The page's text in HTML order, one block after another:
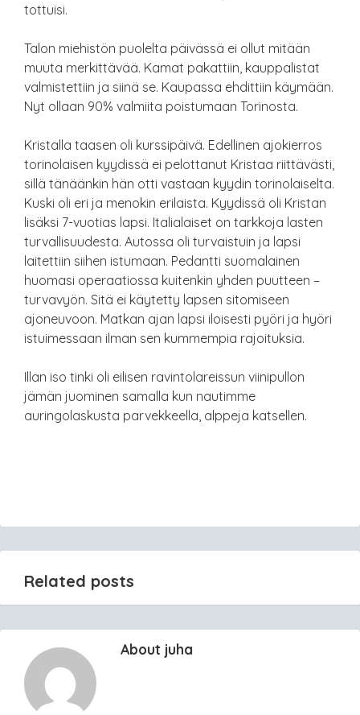
tottuisi.
Talon miehistön puolelta päivässä ei ollut mitään
muuta merkittävää. Kamat pakattiin, kauppalistat
valmistettiin ja siinä se. Kaupassa ehdittiin käymään.
Nyt ollaan 90% valmiita poistumaan Torinosta.
Kristalla taasen oli kurssipäivä. Edellinen ajokierros
torinolaisen kyydissä ei pelottanut Kristaa riittävästi,
sillä tänäänkin hän otti vastaan kyydin torinolaiselta.
Kuski oli eri ja menokin erilaista. Kyydissä oli Kristan
lisäksi 7-vuotias lapsi. Italialaiset on tarkkoja lasten
turvallisuudesta. Autossa oli turvaistuin ja lapsi
laitettiin siihen istumaan. Pedantti suomalainen
huomasi operaatiossa kuitenkin yhden puutteen –
turvavyön. Sitä ei käytetty lapsen sitomiseen
ajoneuvoon. Matkan ajan lapsi iloisesti pyöri ja hyöri
istuimessaan ilman sen kummempia rajoituksia.
Illan iso tinki oli eilisen ravintolareissun viinipullon
jämän juominen samalla kun nautimme
auringolaskusta parvekkeella, alppeja katsellen.
Related posts
About juha